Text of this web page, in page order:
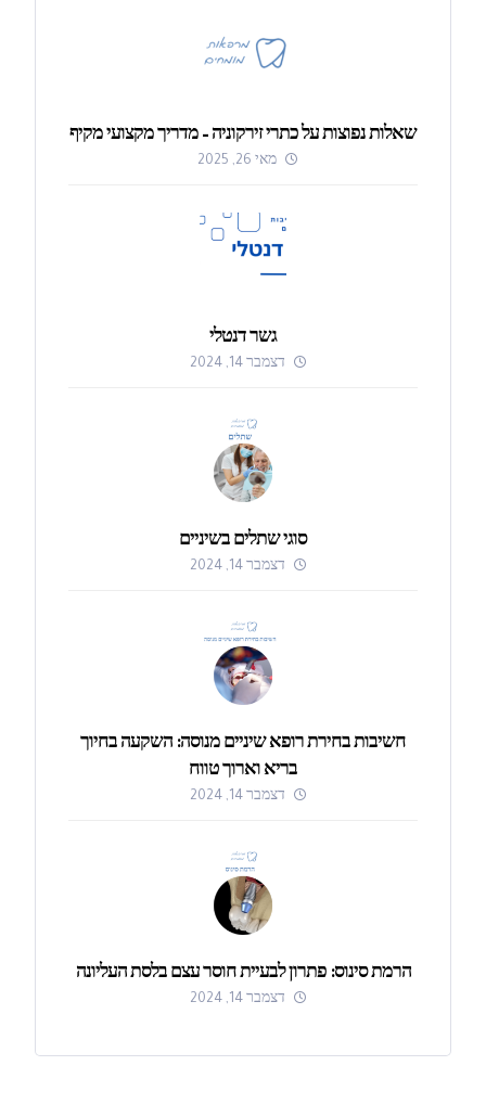
שאלות נפוצות על כתרי זירקוניה – מדריך מקצועי מקיף
מאי 26, 2025
גשר דנטלי
דצמבר 14, 2024
סוגי שתלים בשיניים
דצמבר 14, 2024
חשיבות בחירת רופא שיניים מנוסה: השקעה בחיוך
בריא וארוך טווח
דצמבר 14, 2024
הרמת סינוס: פתרון לבעיית חוסר עצם בלסת העליונה
דצמבר 14, 2024